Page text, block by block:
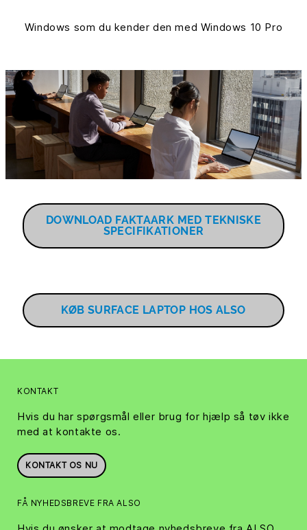
Windows som du kender den med Windows 10 Pro
DOWNLOAD FAKTAARK MED TEKNISKE
SPECIFIKATIONER
KØB SURFACE LAPTOP HOS ALSO
KONTAKT
Hvis du har spørgsmål eller brug for hjælp så tøv ikke
med at kontakte os.
KONTAKT OS NU
FÅ NYHEDSBREVE FRA ALSO